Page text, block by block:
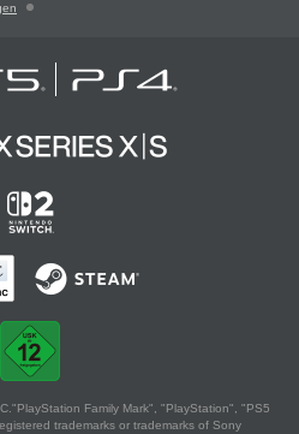
Family Mark", "PlayStation", "PS5
trademarks or trademarks of Sony